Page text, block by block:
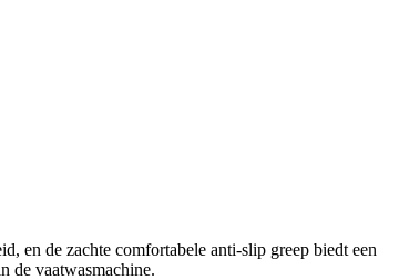
en de zachte comfortabele anti-slip greep biedt een
de vaatwasmachine.